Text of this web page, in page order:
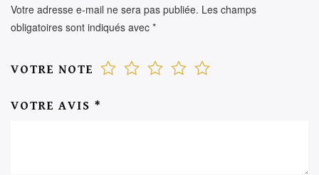
Votre adresse e-mail ne sera pas publiée. Les champs
obligatoires sont indiqués avec *
VOTRE NOTE
VOTRE AVIS *